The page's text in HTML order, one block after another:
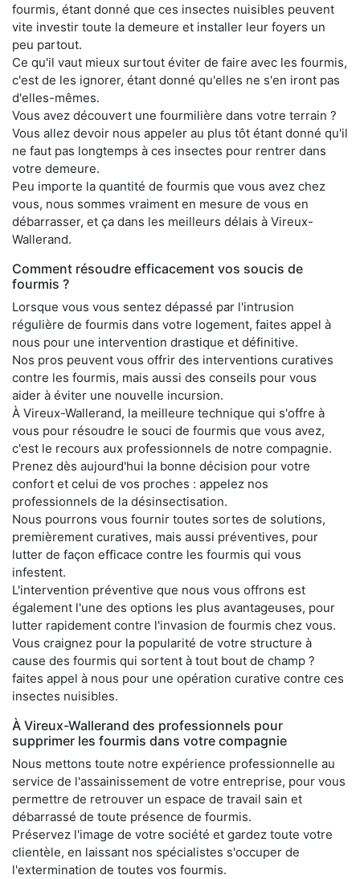
fourmis, étant donné que ces insectes nuisibles peuvent
vite investir toute la demeure et installer leur foyers un
peu partout.
Ce qu'il vaut mieux surtout éviter de faire avec les fourmis,
c'est de les ignorer, étant donné qu'elles ne s'en iront pas
d'elles-mêmes.
Vous avez découvert une fourmilière dans votre terrain ?
Vous allez devoir nous appeler au plus tôt étant donné qu'il
ne faut pas longtemps à ces insectes pour rentrer dans
votre demeure.
Peu importe la quantité de fourmis que vous avez chez
vous, nous sommes vraiment en mesure de vous en
débarrasser, et ça dans les meilleurs délais à Vireux-
Wallerand.
Comment résoudre efficacement vos soucis de
fourmis ?
Lorsque vous vous sentez dépassé par l'intrusion
régulière de fourmis dans votre logement, faites appel à
nous pour une intervention drastique et définitive.
Nos pros peuvent vous offrir des interventions curatives
contre les fourmis, mais aussi des conseils pour vous
aider à éviter une nouvelle incursion.
À Vireux-Wallerand, la meilleure technique qui s'offre à
vous pour résoudre le souci de fourmis que vous avez,
c'est le recours aux professionnels de notre compagnie.
Prenez dès aujourd'hui la bonne décision pour votre
confort et celui de vos proches : appelez nos
professionnels de la désinsectisation.
Nous pourrons vous fournir toutes sortes de solutions,
premièrement curatives, mais aussi préventives, pour
lutter de façon efficace contre les fourmis qui vous
infestent.
L'intervention préventive que nous vous offrons est
également l'une des options les plus avantageuses, pour
lutter rapidement contre l'invasion de fourmis chez vous.
Vous craignez pour la popularité de votre structure à
cause des fourmis qui sortent à tout bout de champ ?
faites appel à nous pour une opération curative contre ces
insectes nuisibles.
À Vireux-Wallerand des professionnels pour
supprimer les fourmis dans votre compagnie
Nous mettons toute notre expérience professionnelle au
service de l'assainissement de votre entreprise, pour vous
permettre de retrouver un espace de travail sain et
débarrassé de toute présence de fourmis.
Préservez l'image de votre société et gardez toute votre
clientèle, en laissant nos spécialistes s'occuper de
l'extermination de toutes vos fourmis.